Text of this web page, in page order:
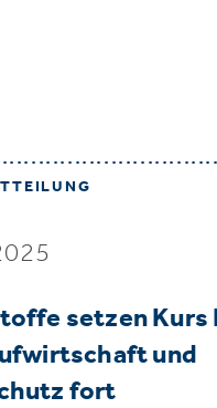
setzen Kurs
und
fort